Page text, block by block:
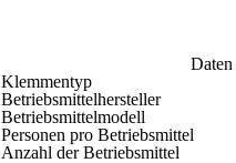
Klemmentyp
Betriebsmittelhersteller
Betriebsmittelmodell
Personen pro Betriebsmittel
Anzahl der Betriebsmittel